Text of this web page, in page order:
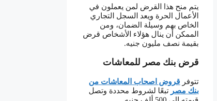
يتم منح هذا القرض لمن يعملون في
الأعمال الحرة ويعد السجل التجاري
الخاص بهم وسيلة الضمان، ومن
الممكن أن ينال هؤلاء الأشخاص قرض
بقيمة نصف مليون جنيه.
قرض بنك مصر للمعاشات
تتوفر قروض اصحاب المعاشات من
بنك مصر تبعًا لشروط محددة وتصل